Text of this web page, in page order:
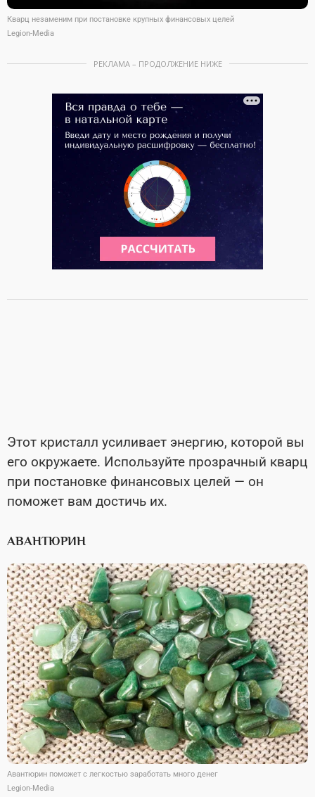
Кварц незаменим при постановке крупных финансовых целей
Legion-Media
РЕКЛАМА – ПРОДОЛЖЕНИЕ НИЖЕ
Этот кристалл усиливает энергию, которой вы
его окружаете. Используйте прозрачный кварц
при постановке финансовых целей — он
поможет вам достичь их.
АВАНТЮРИН
Авантюрин поможет с легкостью заработать много денег
Legion-Media